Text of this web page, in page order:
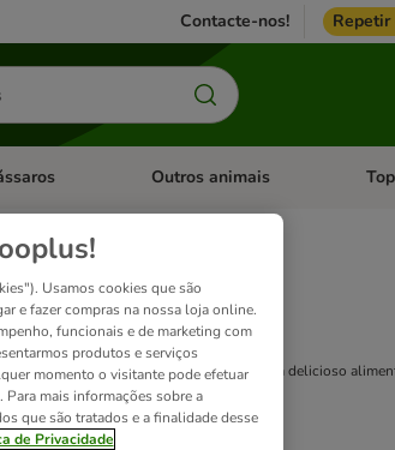
Contacte-nos! Repetir
menu de categoria: RoedoresAbrir menu de categoria: Pássaros
Outros animais
cães
à comida húmida de Fitmin For Life. Um delicioso
Usamos cookies que são
e fazer compras na nossa loja online.
funcionais e de marketing com
produtos e serviços
momento o visitante pode efetuar
mais informações sobre a
que são tratados e a finalidade desse
de Privacidade